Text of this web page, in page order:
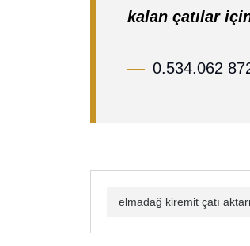
kalan çatılar
0.534.062
elmadağ kiremit çatı